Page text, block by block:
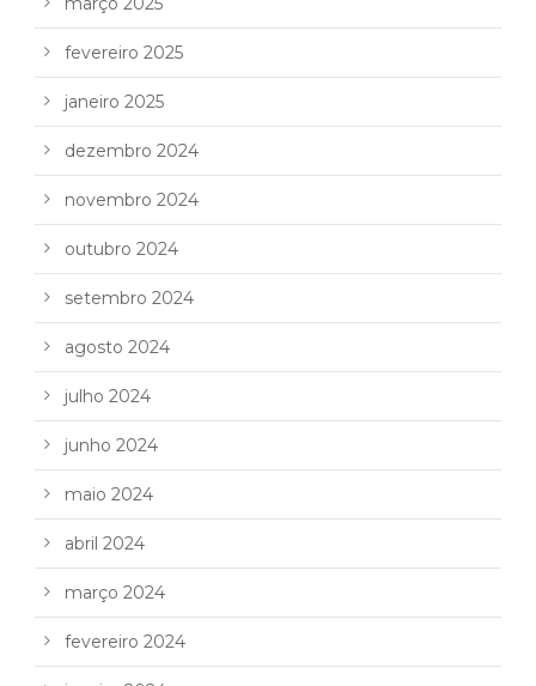
fevereiro 2025
janeiro 2025
dezembro 2024
novembro 2024
outubro 2024
setembro 2024
agosto 2024
julho 2024
junho 2024
maio 2024
abril 2024
março 2024
fevereiro 2024